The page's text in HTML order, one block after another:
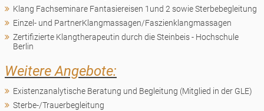
Klang Fachseminare Fantasiereisen 1und 2 sowie Sterbebegleitung
Einzel- und PartnerKlangmassagen/Faszienklangmassagen
Zertifizierte Klangtherapeutin durch die Steinbeis - Hochschule
Berlin
Weitere Angebote:
Existenzanalytische Beratung und Begleitung (Mitglied in der GLE)
Sterbe-/Trauerbegleitung